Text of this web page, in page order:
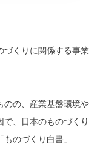
づくりに関係する事業
のの、産業基盤環境や
、日本のものづくり
のづくり白書」